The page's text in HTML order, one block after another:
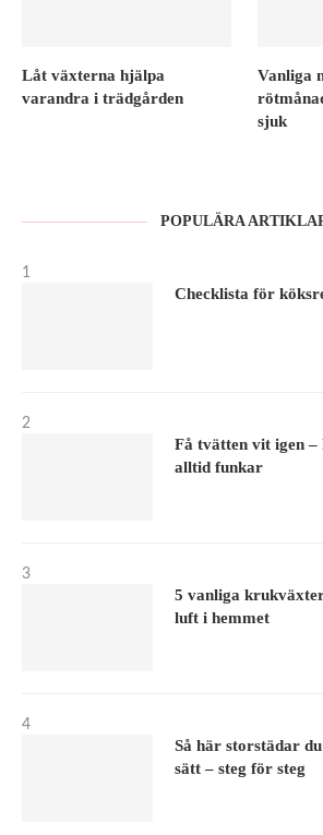
Låt växterna hjälpa
varandra i trädgården
Vanliga
sjuk
POPULÄRA
1
Checklista för
2
Få tvätten vit igen
alltid funkar
3
5 vanliga
luft i hemmet
4
Så här storstädar
sätt – steg för steg